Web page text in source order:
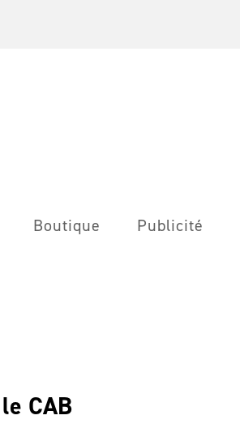
Boutique Publicité
CAB